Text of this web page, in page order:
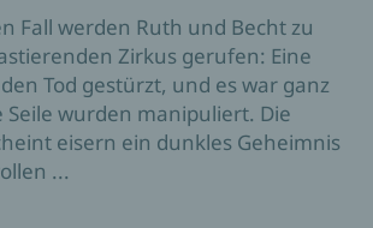
Fall werden Ruth und Becht zu
Zirkus gerufen: Eine
Tod gestürzt, und es war ganz
wurden manipuliert. Die
eisern ein dunkles Geheimnis
...